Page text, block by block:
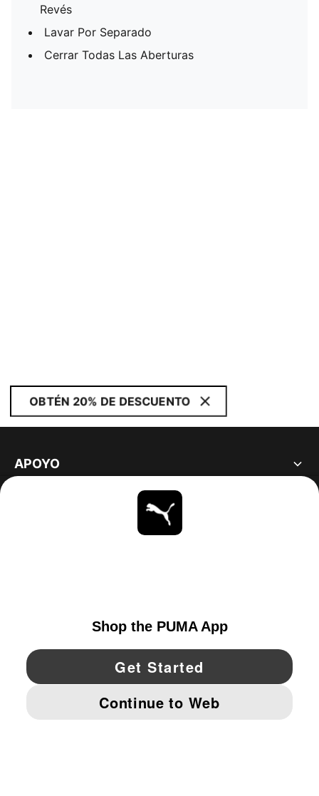
Revés
Lavar Por Separado
Cerrar Todas Las Aberturas
OBTÉN 20% DE DESCUENTO
APOYO
YouTube Twitter Pinterest
IMPRINT AND LEGAL DATA